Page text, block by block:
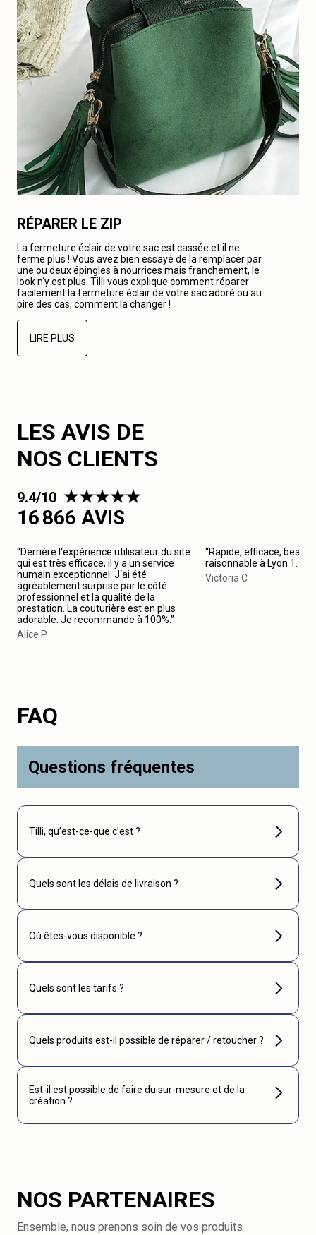
RÉPARER LE ZIP
La fermeture éclair de votre sac est cassée et il ne
ferme plus ! Vous avez bien essayé de la remplacer par
une ou deux épingles à nourrices mais franchement, le
look n‘y est plus. Tilli vous explique comment réparer
facilement la fermeture éclair de votre sac adoré ou au
pire des cas, comment la changer !
LIRE PLUS
LES AVIS DE
NOS CLIENTS
9.4/10
16 866 AVIS
“Derrière l‘expérience utilisateur du site
qui est très efficace, il y a un service
humain exceptionnel. J‘ai été
agréablement surprise par le côté
professionnel et la qualité de la
prestation. La couturière est en plus
adorable. Je recommande à 100%.”
Alice P
“Rapide, efficace, beau
raisonnable à Lyon 1. Je
Victoria C
FAQ
Questions fréquentes
Tilli, qu’est-ce-que c’est ?
Quels sont les délais de livraison ?
Où êtes-vous disponible ?
Quels sont les tarifs ?
Quels produits est-il possible de réparer / retoucher ?
Est-il est possible de faire du sur-mesure et de la
création ?
NOS PARTENAIRES
Ensemble, nous prenons soin de vos produits